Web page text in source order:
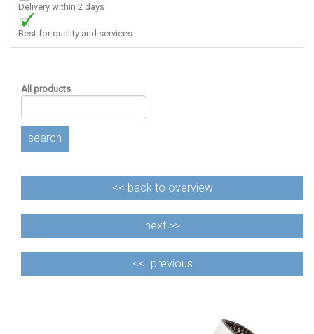
Delivery within 2 days
Best for quality and services
All products
search
<< back to overview
next >>
<< previous